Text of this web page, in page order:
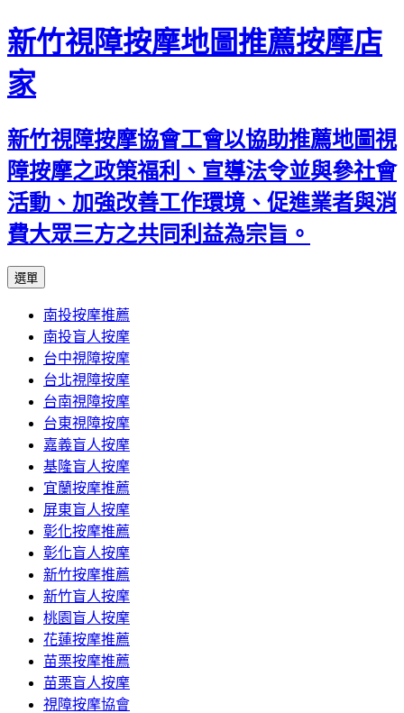
新竹視障按摩地圖推薦按摩店
家
新竹視障按摩協會工會以協助推薦地圖視
障按摩之政策福利、宣導法令並與參社會
活動、加強改善工作環境、促進業者與消
費大眾三方之共同利益為宗旨。
選單
內
容
區
南投按摩推薦
南投盲人按摩
台中視障按摩
台北視障按摩
台南視障按摩
台東視障按摩
嘉義盲人按摩
基隆盲人按摩
宜蘭按摩推薦
屏東盲人按摩
彰化按摩推薦
彰化盲人按摩
新竹按摩推薦
新竹盲人按摩
桃園盲人按摩
花蓮按摩推薦
苗栗按摩推薦
苗栗盲人按摩
視障按摩協會